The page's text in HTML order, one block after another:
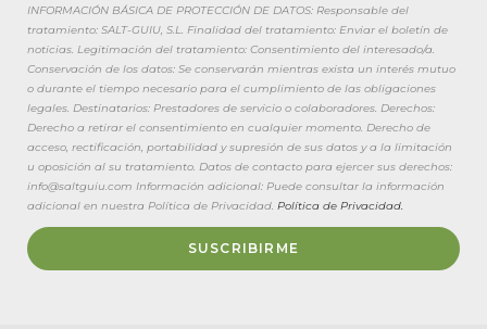
INFORMACIÓN BÁSICA DE PROTECCIÓN DE DATOS: Responsable del
tratamiento: SALT-GUIU, S.L. Finalidad del tratamiento: Enviar el boletín de
noticias. Legitimación del tratamiento: Consentimiento del interesado/a.
Conservación de los datos: Se conservarán mientras exista un interés mutuo
o durante el tiempo necesario para el cumplimiento de las obligaciones
legales. Destinatarios: Prestadores de servicio o colaboradores. Derechos:
Derecho a retirar el consentimiento en cualquier momento. Derecho de
acceso, rectificación, portabilidad y supresión de sus datos y a la limitación
u oposición al su tratamiento. Datos de contacto para ejercer sus derechos:
info@saltguiu.com Información adicional: Puede consultar la información
adicional en nuestra Política de Privacidad. Política de Privacidad.
SUSCRIBIRME